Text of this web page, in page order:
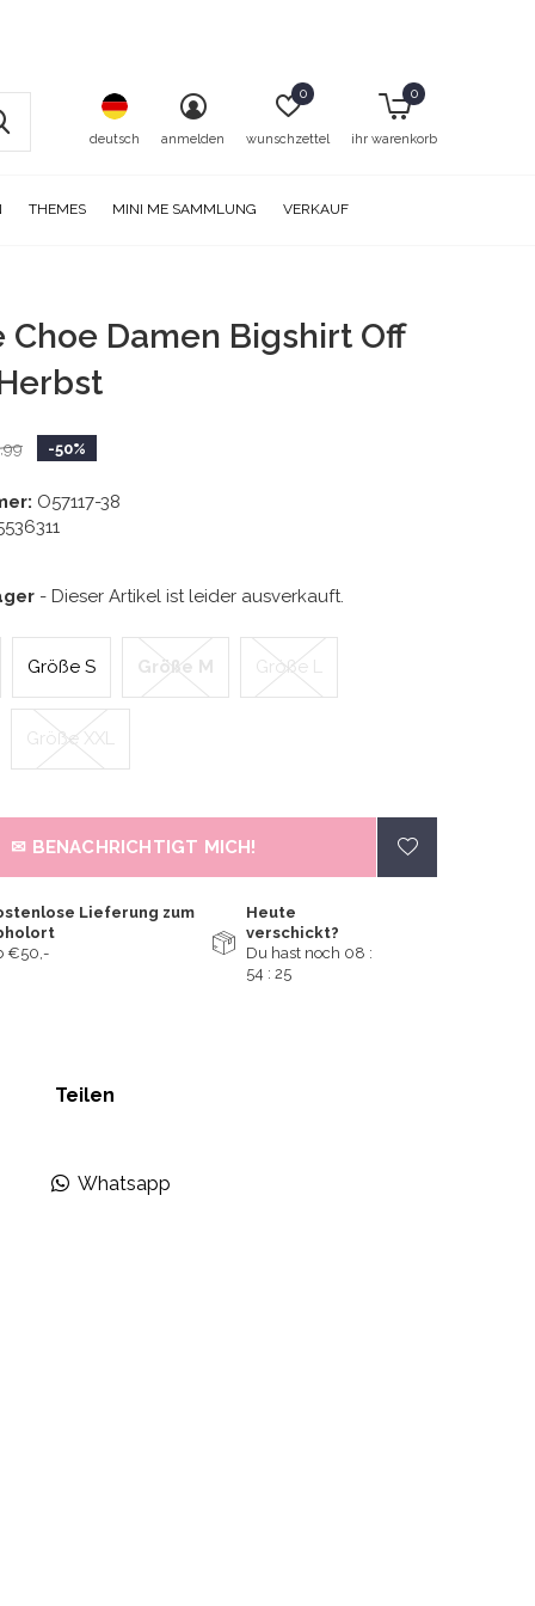
THEMES MINI ME SAMMLUNG VERKAUF
deutsch anmelden wunschzettel
0
ihr warenkorb
0
Choe Damen Bigshirt Off
-50%
O57117-38
- Dieser Artikel ist leider ausverkauft.
Größe S Größe M Größe L
Größe XXL
✉ BENACHRICHTIGT MICH!
Lieferung zum
€50,-
Heute
verschickt?
Du hast noch 08 :
54 : 24
Teilen
Whatsapp